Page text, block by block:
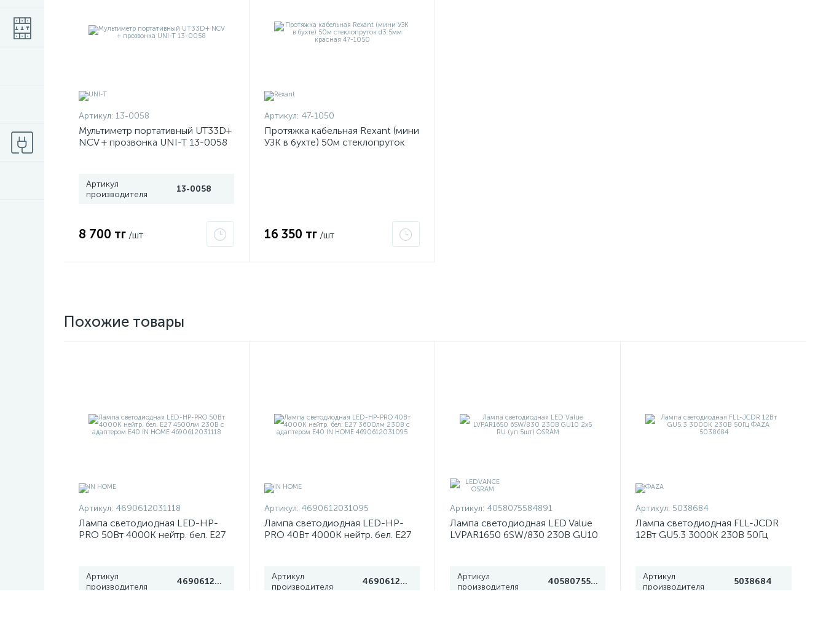
Артикул: 13-0058
Мультиметр портативный UT33D+
NCV + прозвонка UNI-T 13-0058
Артикул
производителя
13-0058
8 700 тг /шт
Артикул: 47-1050
Протяжка кабельная Rexant (мини
УЗК в бухте) 50м стеклопруток
16 350 тг /шт
Похожие товары
Артикул: 4690612031118
Лампа светодиодная LED-HP-
PRO 50Вт 4000К нейтр. бел. E27
Артикул
производителя
4690612031118
Артикул: 4690612031095
Лампа светодиодная LED-HP-
PRO 40Вт 4000К нейтр. бел. E27
Артикул
производителя
4690612031095
Артикул: 4058075584891
Лампа светодиодная LED Value
LVPAR1650 6SW/830 230В GU10
Артикул
производителя
4058075584891
Артикул: 5038684
Лампа светодиодная FLL-JCDR
12Вт GU5.3 3000К 230В 50Гц
Артикул
производителя
5038684